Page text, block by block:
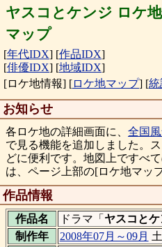
ヤスコとケンジ ロケ地
マップ
[年代IDX] [作品IDX]
[俳優IDX] [地域IDX]
[ロケ地情報] [ロケ地マップ] [統
お知らせ
各ロケ地の詳細画面に、 全国
で見る機能を追加しました。
どに便利です。地図上ですべ
は、ページ上部の[ロケ地マッ
作品情報
作品名 ドラマ「 ヤスコと
制作年
2008年07月～09月